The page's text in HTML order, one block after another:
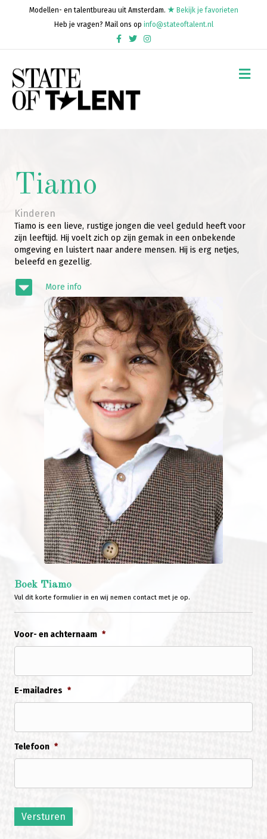
Modellen- en talentbureau uit Amsterdam.
Bekijk je favorieten
Heb je vragen? Mail ons op info@stateoftalent.nl
FacebookTwitterInstagram
Tiamo
Kinderen
Tiamo is een lieve, rustige jongen die veel geduld heeft voor
zijn leeftijd. Hij voelt zich op zijn gemak in een onbekende
omgeving en luistert naar andere mensen. Hij is erg netjes,
beleefd en gezellig.
More info
Boek Tiamo
Vul dit korte formulier in en wij nemen contact met je op.
Voor- en achternaam *
E-mailadres *
Telefoon *
Versturen